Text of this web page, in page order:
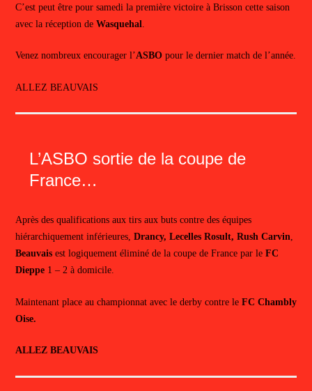
C’est peut être pour samedi la première victoire à Brisson cette saison
avec la réception de Wasquehal
Venez nombreux encourager l’ASBOpour le dernier match de l’année.
ALLEZ BEAUVAIS
L’ASBO sortie de la coupe de
France…
Après des qualifications aux tirs aux buts contre des équipes
hiérarchiquement inférieures, Drancy, Lecelles Rosult, Rush Carvin
Beauvaisest logiquement éliminé de la coupe de France par leFC
Dieppe1 – 2 à domicile.
Maintenant place au championnat avec le derby contre le FC Chambly
Oise.
ALLEZ BEAUVAIS